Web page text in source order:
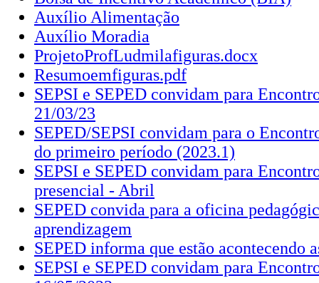
Auxílio Alimentação
Auxílio Moradia
ProjetoProfLudmilafiguras.docx
Resumoemfiguras.pdf
SEPSI e SEPED convidam para
21/03/23
SEPED/SEPSI convidam para o
do primeiro período (2023.1)
SEPSI e SEPED convidam para
presencial - Abril
SEPED convida para a oficina
aprendizagem
SEPED informa que estão acontecendo
SEPSI e SEPED convidam para